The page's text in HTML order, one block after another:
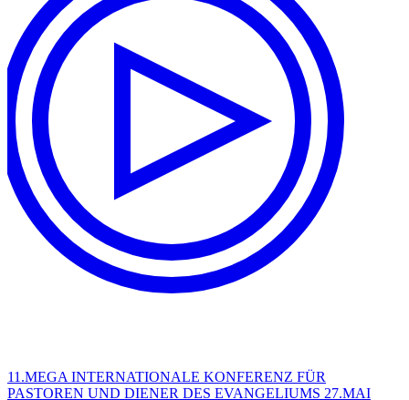
11.MEGA INTERNATIONALE KONFERENZ FÜR
PASTOREN UND DIENER DES EVANGELIUMS 27.MAI